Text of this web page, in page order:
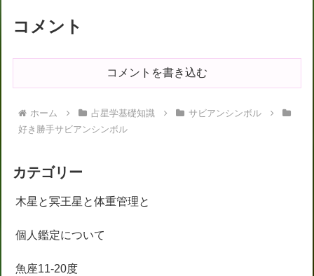
コメント
コメントを書き込む
ホーム 占星学基礎知識
サビアンシンボル
好き勝手サビアンシンボル
カテゴリー
木星と冥王星と体重管理と
個人鑑定について
魚座11-20度